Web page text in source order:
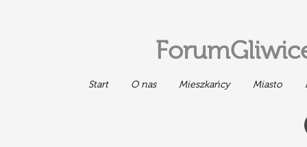
Start O nas Mieszkańcy Miasto